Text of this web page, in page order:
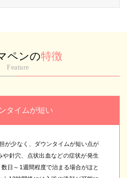
ペンの特徴
Feature
タイムが短い
が少なく、ダウンタイムが短い点が
や針穴、点状出血などの症状が発生
日～1週間程度で治まる場合がほと